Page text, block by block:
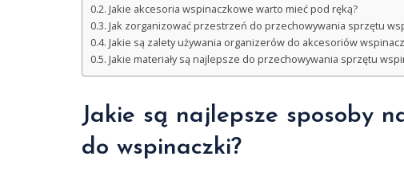
Jakie akcesoria wspinaczkowe warto mieć pod ręką?
Jak zorganizować przestrzeń do przechowywania sprzętu
Jakie są zalety używania organizerów do akcesoriów
Jakie materiały są najlepsze do przechowywania sprzętu
Jakie są najlepsze sposoby
do wspinaczki?